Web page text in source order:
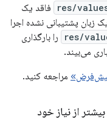
res/
فاقد یک
زبان پشتیبانی نشده اجرا
res/
را بارگذاری
می‌بیند.
پیش‌فرض» مراجعه کنید.
از نیاز خود